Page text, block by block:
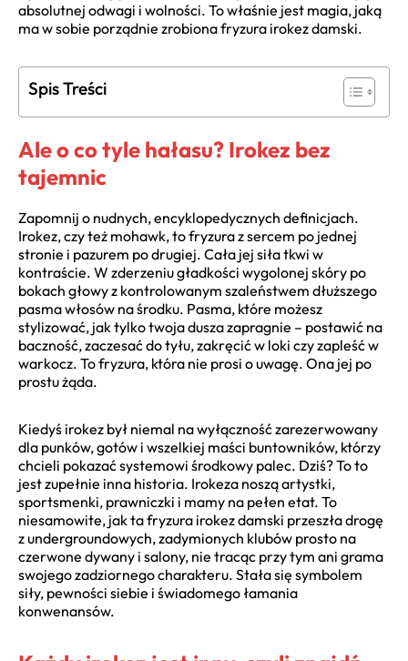
absolutnej odwagi i wolności. To właśnie jest magia, jaką
ma w sobie porządnie zrobiona fryzura irokez damski.
Spis Treści
Ale o co tyle hałasu? Irokez bez
tajemnic
Zapomnij o nudnych, encyklopedycznych definicjach.
Irokez, czy też mohawk, to fryzura z sercem po jednej
stronie i pazurem po drugiej. Cała jej siła tkwi w
kontraście. W zderzeniu gładkości wygolonej skóry po
bokach głowy z kontrolowanym szaleństwem dłuższego
pasma włosów na środku. Pasma, które możesz
stylizować, jak tylko twoja dusza zapragnie – postawić na
baczność, zaczesać do tyłu, zakręcić w loki czy zapleść w
warkocz. To fryzura, która nie prosi o uwagę. Ona jej po
prostu żąda.
Kiedyś irokez był niemal na wyłączność zarezerwowany
dla punków, gotów i wszelkiej maści buntowników, którzy
chcieli pokazać systemowi środkowy palec. Dziś? To to
jest zupełnie inna historia. Irokeza noszą artystki,
sportsmenki, prawniczki i mamy na pełen etat. To
niesamowite, jak ta fryzura irokez damski przeszła drogę
z undergroundowych, zadymionych klubów prosto na
czerwone dywany i salony, nie tracąc przy tym ani grama
swojego zadziornego charakteru. Stała się symbolem
siły, pewności siebie i świadomego łamania
konwenansów.